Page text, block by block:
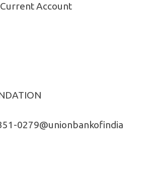
Account
0279@unionbankofindia